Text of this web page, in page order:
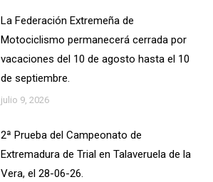
La Federación Extremeña de
Motociclismo permanecerá cerrada por
vacaciones del 10 de agosto hasta el 10
de septiembre.
julio 9, 2026
2ª Prueba del Campeonato de
Extremadura de Trial en Talaveruela de la
Vera, el 28-06-26.